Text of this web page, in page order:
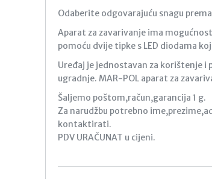
Odaberite odgovarajuću snagu
Aparat za zavarivanje ima
pomoću dvije tipke s LED diodama
Uređaj je jednostavan za korištenje
ugradnje. MAR-POL aparat za
Šaljemo poštom,račun,garancija 1 g.
Za narudžbu potrebno
kontaktirati.
PDV URAČUNAT u cijeni.